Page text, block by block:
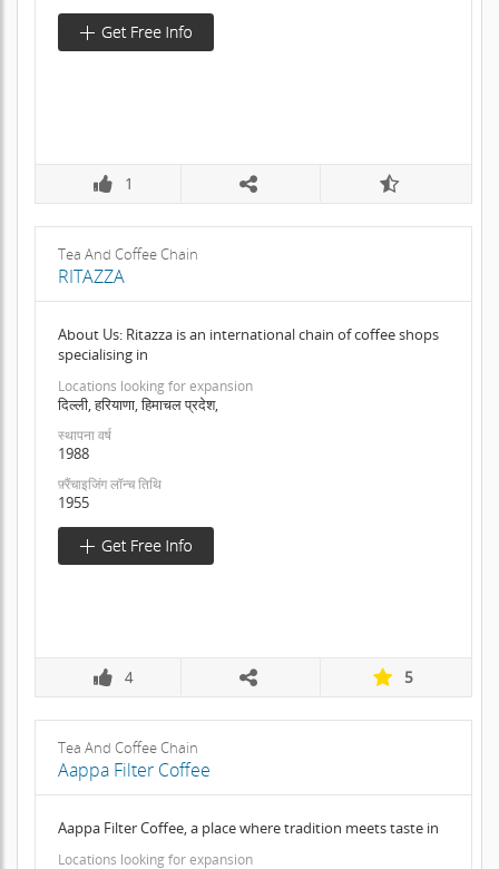
1
Tea And Coffee Chain
RITAZZA
About Us: Ritazza is an international chain of coffee shops
specialising in
Locations looking for expansion
दिल्ली, हरियाणा, हिमाचल प्रदेश,
स्थापना वर्ष
1988
फ़्रैंचाइजिंग लॉन्च तिथि
1955
4 5
Tea And Coffee Chain
Aappa Filter Coffee
Aappa Filter Coffee, a place where tradition meets taste in
Locations looking for expansion